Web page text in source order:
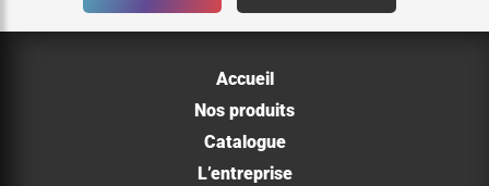
Accueil
Nos produits
Catalogue
L’entreprise